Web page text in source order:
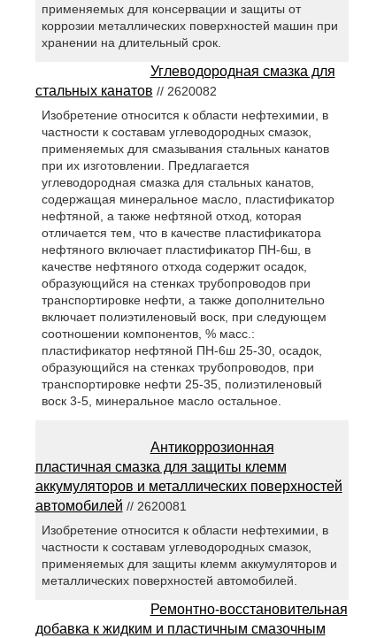
применяемых для консервации и защиты от
коррозии металлических поверхностей машин при
хранении на длительный срок.
Углеводородная смазка для
стальных канатов // 2620082
Изобретение относится к области нефтехимии, в
частности к составам углеводородных смазок,
применяемых для смазывания стальных канатов
при их изготовлении. Предлагается
углеводородная смазка для стальных канатов,
содержащая минеральное масло, пластификатор
нефтяной, а также нефтяной отход, которая
отличается тем, что в качестве пластификатора
нефтяного включает пластификатор ПН-6ш, в
качестве нефтяного отхода содержит осадок,
образующийся на стенках трубопроводов при
транспортировке нефти, а также дополнительно
включает полиэтиленовый воск, при следующем
соотношении компонентов, % масс.:
пластификатор нефтяной ПН-6ш 25-30, осадок,
образующийся на стенках трубопроводов, при
транспортировке нефти 25-35, полиэтиленовый
воск 3-5, минеральное масло остальное.
Антикоррозионная
пластичная смазка для защиты клемм
аккумуляторов и металлических поверхностей
автомобилей // 2620081
Изобретение относится к области нефтехимии, в
частности к составам углеводородных смазок,
применяемых для защиты клемм аккумуляторов и
металлических поверхностей автомобилей.
Ремонтно-восстановительная
добавка к жидким и пластичным смазочным